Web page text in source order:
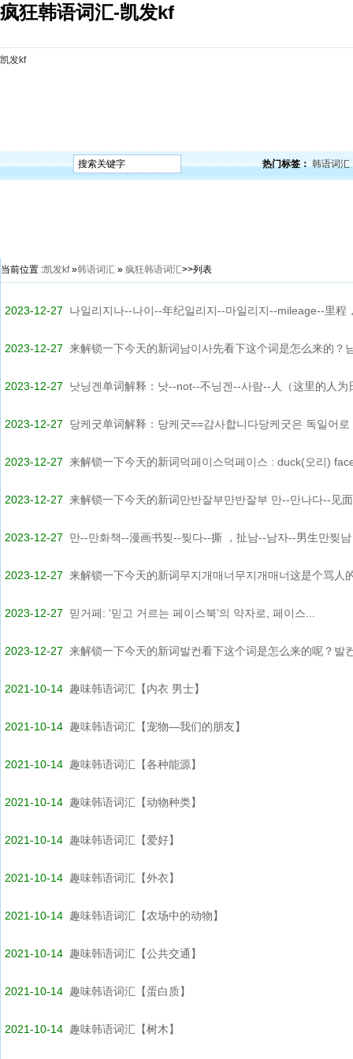
疯狂韩语词汇-凯发kf
凯发kf
热门标签： 韩语词汇
当前位置 :凯发kf»韩语词汇 » 疯狂韩语词汇>>列表
2023-12-27 나일리지나--나이--年纪일리지--마일리지--mileage--里程
2023-12-27 来解锁一下今天的新词남이사先看下这个词是怎么来的？
2023-12-27 낫닝겐单词解释：낫--not--不닝겐--사람--人（这里的人为
2023-12-27 당케굿单词解释：당케굿==감사합니다당케굿은 독일어
2023-12-27 来解锁一下今天的新词덕페이스덕페이스 : duck(오리)
2023-12-27 来解锁一下今天的新词만반잘부만반잘부 만--만나다--见
2023-12-27 만--만화책--漫画书찢--찢다--撕 ，扯남--남자--男生만찢
2023-12-27 来解锁一下今天的新词무지개매너무지개매너这是个骂人
2023-12-27 믿거페: '믿고 거르는 페이스북'의 약자로, 페이스...
2023-12-27 来解锁一下今天的新词발컨看下这个词是怎么来的呢？발
2021-10-14 趣味韩语词汇【内衣 男士】
2021-10-14 趣味韩语词汇【宠物—我们的朋友】
2021-10-14 趣味韩语词汇【各种能源】
2021-10-14 趣味韩语词汇【动物种类】
2021-10-14 趣味韩语词汇【爱好】
2021-10-14 趣味韩语词汇【外衣】
2021-10-14 趣味韩语词汇【农场中的动物】
2021-10-14 趣味韩语词汇【公共交通】
2021-10-14 趣味韩语词汇【蛋白质】
2021-10-14 趣味韩语词汇【树木】